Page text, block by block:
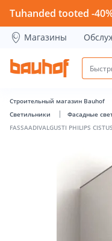
FASSAADIVALGUSTI
Tuhanded tooted -
Магазины
Строительный магазин Bauhof
Светильники
Фасадные
FASSAADIVALGUSTI PHILIPS